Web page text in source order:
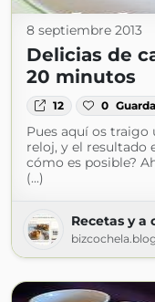
8 septiembre 2013
Delicias de
20 minutos
12 0
Pues aquí os
reloj, y el resultado
cómo es posible?
(...)
Recetas y a